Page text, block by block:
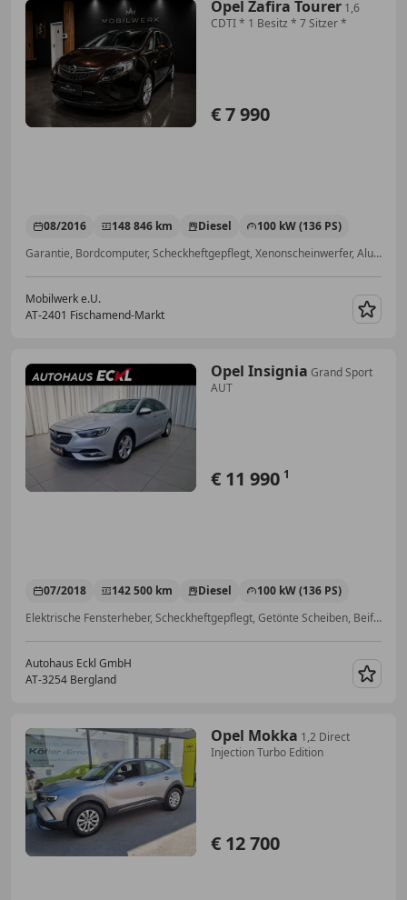
Opel Zafira Tourer 1,6
CDTI * 1 Besitz * 7 Sitzer *
€ 7 990
08/2016 148 846 km Diesel
100 kW (136 PS)
Garantie, Bordcomputer, Scheckheftgepflegt, Xenonscheinwerfer, Alufelgen, Sitzheizung, Navigationssystem, Klimaanlage
Mobilwerk e.U.
AT-2401 Fischamend-Markt
Opel Insignia Grand Sport
AUT
€ 11 990 1
07/2018 142 500 km Diesel
100 kW (136 PS)
Elektrische Fensterheber, Scheckheftgepflegt, Getönte Scheiben, Beifahrerairbag, Fahrerairbag
Autohaus Eckl GmbH
AT-3254 Bergland
Opel Mokka 1,2 Direct
Injection Turbo Edition
€ 12 700